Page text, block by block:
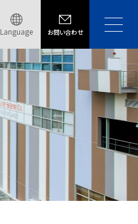
Language お問い合わせ